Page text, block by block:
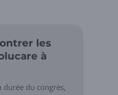
les
à
durée du congrès,